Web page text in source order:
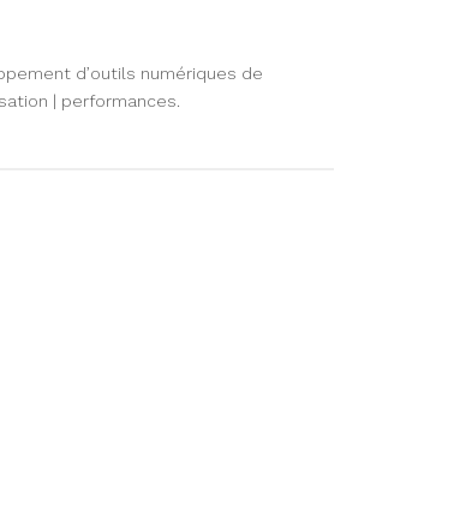
d’outils numériques de
| performances.